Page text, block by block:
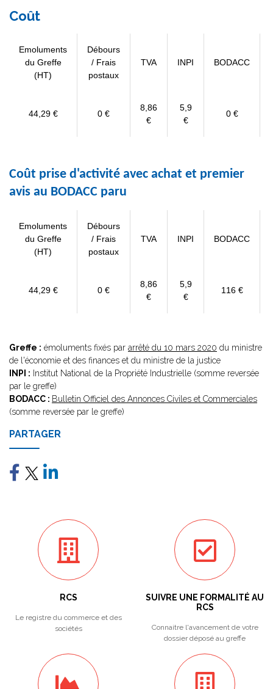
Coût
Emoluments
du Greffe
(HT)
Débours
/ Frais
postaux
TVA INPI BODACC
44,29 € 0 €
8,86
€
5,9
€
0 €
Coût prise d'activité avec achat et premier
avis au BODACC paru
Emoluments
du Greffe
(HT)
Débours
/ Frais
postaux
TVA INPI BODACC
44,29 € 0 €
8,86
€
5,9
€
116 €
Greffe : émoluments fixés par arrêté du 10 mars 2020 du ministre
de l'économie et des finances et du ministre de la justice
INPI : Institut National de la Propriété Industrielle (somme reversée
par le greffe)
BODACC : Bulletin Officiel des Annonces Civiles et Commerciales
(somme reversée par le greffe)
PARTAGER
RCS
Le registre du commerce et des
sociétés
SUIVRE UNE FORMALITÉ AU
RCS
Connaitre l'avancement de votre
dossier déposé au greffe